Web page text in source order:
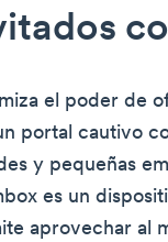
el poder de
portal cautivo
y pequeñas
es un
aprovechar al